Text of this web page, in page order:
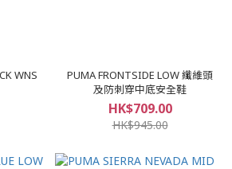
WNS
PUMA FRONTSIDE LOW 纖維頭
及防刺穿中底安全鞋
HK$709.00
HK$945.00